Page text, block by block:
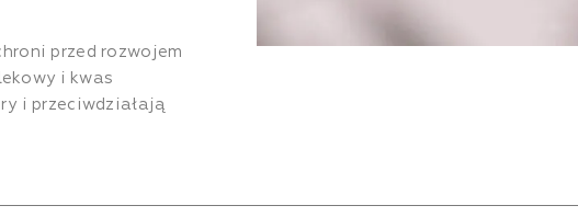
przed rozwojem
i kwas
i przeciwdziałają